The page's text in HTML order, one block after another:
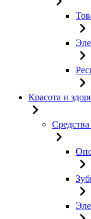
Красота и
Средства